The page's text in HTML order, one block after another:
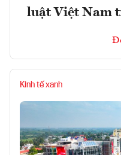
luật Việt Nam
Kinh tế xanh